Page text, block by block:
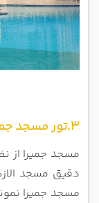
3.تور مسجد جمیرا
مسجد جمیرا از
دقیق مسجد
مسجد جمیرا